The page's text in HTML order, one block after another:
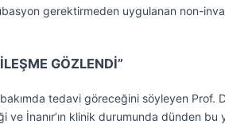
gerektirmeden uygulanan non-
GÖZLENDİ”
bakımda tedavi göreceğini söyleyen Prof.
İnanır’ın klinik durumunda dünden bu